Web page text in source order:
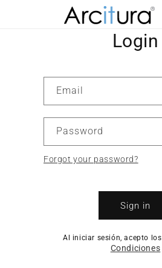
Login
Email
Password
Forgot your password?
Sign in
Al iniciar sesión, acepto los
Condiciones